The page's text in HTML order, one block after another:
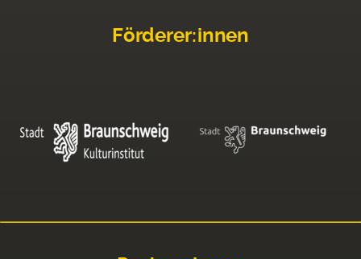
Förderer:innen